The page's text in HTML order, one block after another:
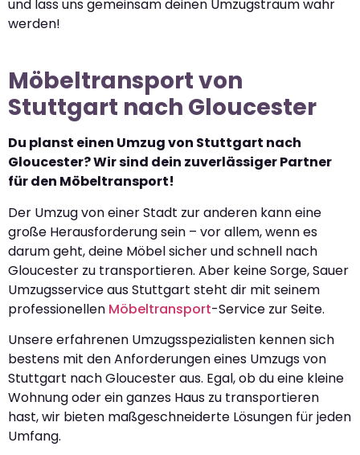
und lass uns gemeinsam deinen Umzugstraum wahr
werden!
Möbeltransport von
Stuttgart nach Gloucester
Du planst einen Umzug von Stuttgart nach
Gloucester? Wir sind dein zuverlässiger Partner
für den Möbeltransport!
Der Umzug von einer Stadt zur anderen kann eine
große Herausforderung sein – vor allem, wenn es
darum geht, deine Möbel sicher und schnell nach
Gloucester zu transportieren. Aber keine Sorge, Sauer
Umzugsservice aus Stuttgart steht dir mit seinem
professionellen Möbeltransport-Service zur Seite.
Unsere erfahrenen Umzugsspezialisten kennen sich
bestens mit den Anforderungen eines Umzugs von
Stuttgart nach Gloucester aus. Egal, ob du eine kleine
Wohnung oder ein ganzes Haus zu transportieren
hast, wir bieten maßgeschneiderte Lösungen für jeden
Umfang.